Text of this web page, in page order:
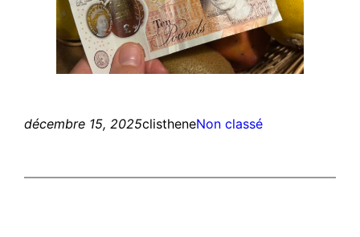
décembre 15, 2025clistheneNon classé